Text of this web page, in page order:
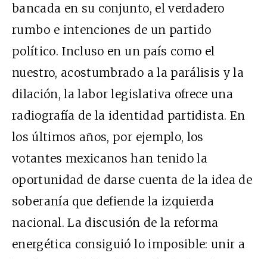
bancada en su conjunto, el verdadero
rumbo e intenciones de un partido
político. Incluso en un país como el
nuestro, acostumbrado a la parálisis y la
dilación, la labor legislativa ofrece una
radiografía de la identidad partidista. En
los últimos años, por ejemplo, los
votantes mexicanos han tenido la
oportunidad de darse cuenta de la idea de
soberanía que defiende la izquierda
nacional. La discusión de la reforma
energética consiguió lo imposible: unir a